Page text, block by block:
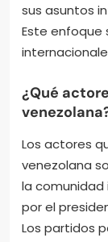
sus asuntos
Este enfoque
¿Qué
Los actores
venezolana
la comunidad
por el
Los partidos